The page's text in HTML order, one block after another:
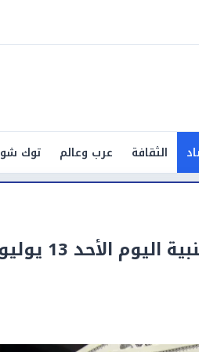
الثقافة عرب وعالم توك شو